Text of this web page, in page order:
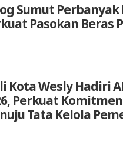
Sumut Perbanyak
Pasokan Beras
Kota Wesly Hadiri
Perkuat
Tata Kelola